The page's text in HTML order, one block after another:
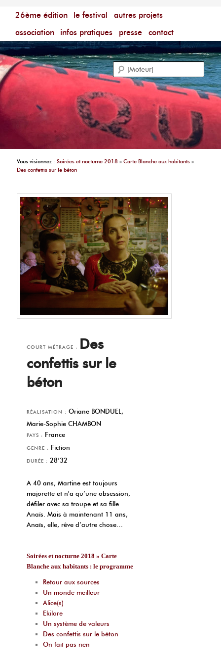
Menu principal
aller au contenu principal
aller au contenu secondaire
26ème édition le festival
autres projets
association
infos pratiques presse contact
Festival du Film Court Francophone – [Un poing c'est
Vous visionnez :Soirées et nocturne 2018 »Carte Blanche aux habitants »
Des confettis sur le béton
COURT MÉTRAGE :
Des
confettis sur le
béton
RÉALISATION : Oriane BONDUEL,
Marie-Sophie CHAMBON
PAYS : France
GENRE : Fiction
DURÉE : 28’32
A 40 ans, Martine est toujours
majorette et n’a qu’une obsession,
défiler avec sa troupe et sa fille
Anaïs. Mais à maintenant 11 ans,
Anaïs, elle, rêve d’autre chose…
Soirées et nocturne 2018 » Carte
Blanche aux habitants : le programme
Retour aux sources
Un monde meilleur
Alice(s)
Ekilore
Un système de valeurs
Des confettis sur le béton
On fait pas rien